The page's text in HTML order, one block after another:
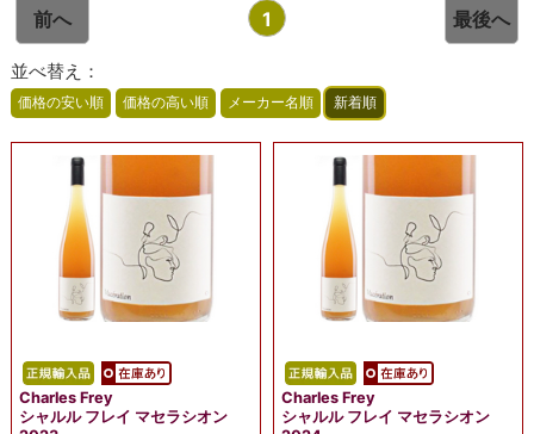
前へ 1 最後へ
並べ替え：
Charles Frey
シャルル フレイ マセラシオン
Charles Frey
シャルル フレイ マセラシオン